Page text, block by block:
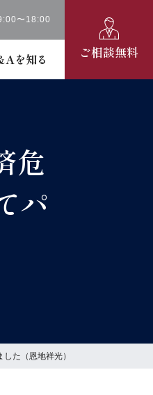
〜18:00
を知る ご相談無料
危
パ
た（恩地祥光）